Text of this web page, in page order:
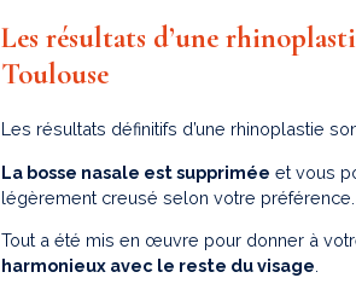
Les résultats d’une
Toulouse
Les résultats définitifs d’une rhinoplastie
La bosse nasale est supprimée et vous
légèrement creusé selon votre préférence.
Tout a été mis en œuvre pour donner à
harmonieux avec le reste du visage